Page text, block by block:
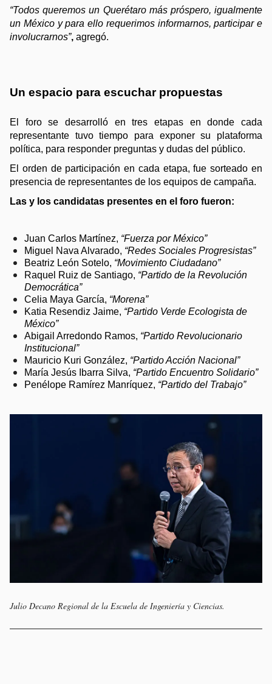
“Todos queremos un Querétaro más próspero, igualmente
un México y para ello requerimos informarnos, participar e
involucrarnos”, agregó.
Un espacio para escuchar propuestas
El foro se desarrolló en tres etapas en donde cada
representante tuvo tiempo para exponer su plataforma
política, para responder preguntas y dudas del público.
El orden de participación en cada etapa, fue sorteado en
presencia de representantes de los equipos de campaña.
Las y los candidatas presentes en el foro fueron:
Juan Carlos Martínez, “Fuerza por México”
Miguel Nava Alvarado, “Redes Sociales Progresistas”
Beatriz León Sotelo, “Movimiento Ciudadano”
Raquel Ruiz de Santiago, “Partido de la Revolución
Democrática”
Celia Maya García, “Morena”
Katia Resendiz Jaime, “Partido Verde Ecologista de
México”
Abigail Arredondo Ramos, “Partido Revolucionario
Institucional”
Mauricio Kuri González, “Partido Acción Nacional”
María Jesús Ibarra Silva, “Partido Encuentro Solidario”
Penélope Ramírez Manríquez, “Partido del Trabajo”
Julio Decano Regional de la Escuela de Ingeniería y Ciencias.